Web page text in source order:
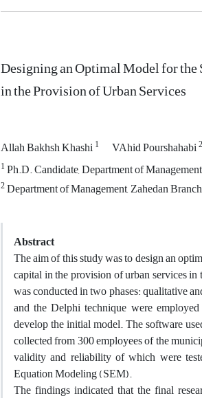
Designing an Optimal Model for
in the Provision of Urban Services
Allah Bakhsh Khashi1 VAhid Pourshahabi2
1Ph.D. Candidate, Department of
2Department of Management, Zahedan
Abstract
The aim of this study was to design an
capital in the provision of urban services
was conducted in two phases: qualitative
and the Delphi technique were
develop the initial model. The software
collected from 300 employees of the
validity and reliability of which were
Equation Modeling (SEM).
The findings indicated that the final